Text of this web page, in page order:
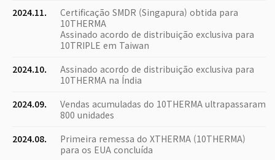
2024.11.
Certificação SMDR (Singapura) obtida para
10THERMA
Assinado acordo de distribuição exclusiva para
10TRIPLE em Taiwan
2024.10.
Assinado acordo de distribuição exclusiva para
10THERMA na Índia
2024.09.
Vendas acumuladas do 10THERMA ultrapassaram
800 unidades
2024.08.
Primeira remessa do XTHERMA (10THERMA)
para os EUA concluída